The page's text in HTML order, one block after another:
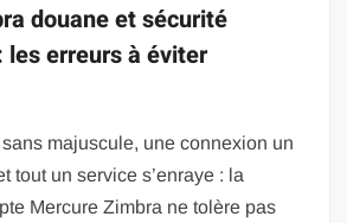
douane et sécurité
erreurs à éviter
majuscule, une connexion un
tout un service s’enraye : la
Mercure Zimbra ne tolère pas